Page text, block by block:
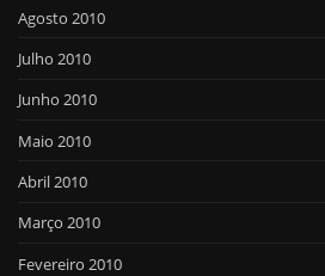
Agosto 2010
Julho 2010
Junho 2010
Maio 2010
Abril 2010
Março 2010
Fevereiro 2010